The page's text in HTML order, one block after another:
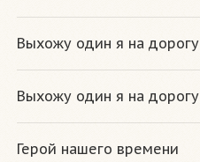
Выхожу один я на дорогу
Выхожу один я на дорогу
Герой нашего времени